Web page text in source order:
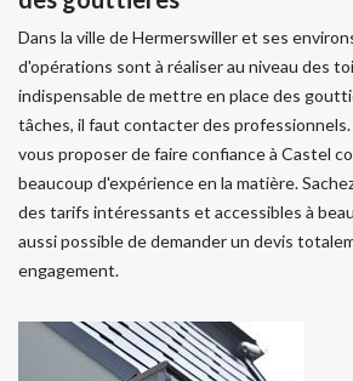
Dans la ville de Hermerswiller et ses
d'opérations sont à réaliser au niveau des
indispensable de mettre en place des
tâches, il faut contacter des professionnels.
vous proposer de faire confiance à Castel
beaucoup d'expérience en la matière.
des tarifs intéressants et accessibles à
aussi possible de demander un devis
engagement.